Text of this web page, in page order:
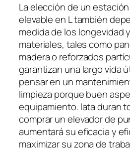
La elección de un
elevable en L también
medida de los longevidad
materiales, tales como
madera o reforzados
garantizan una largo vida
pensar en un
limpieza porque buen
equipamiento. lata duran
comprar un elevador de
aumentará su eficacia y
maximizar su zona de